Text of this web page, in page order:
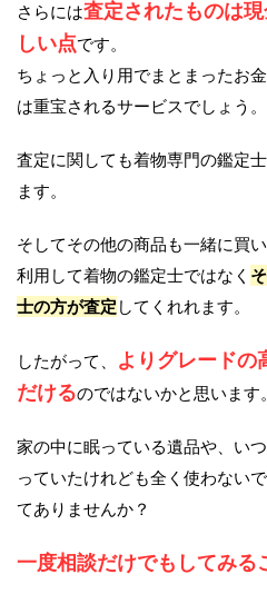
さらには査定されたものは
しい点です。
ちょっと入り用でまとまったお
は重宝されるサービスでしょう。
査定に関しても着物専門の鑑定
ます。
そしてその他の商品も一緒に買
利用して着物の鑑定士ではなく
士の方が査定 してくれれます。
したがって、
よりグレードの
だけるのではないかと思います。
家の中に眠っている遺品や、い
っていたけれども全く使わない
てありませんか？
一度相談だけでもしてみる